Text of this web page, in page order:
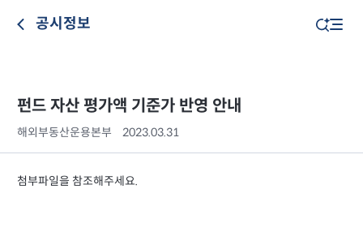
공시정보
펀드 자산 평가액 기준가 반영 안내
해외부동산운용본부 2023.03.31
첨부파일을 참조해주세요.